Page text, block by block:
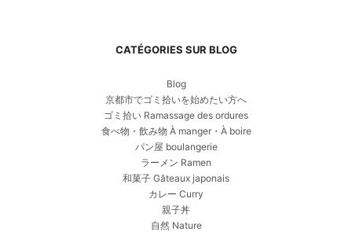
CATÉGORIES SUR BLOG
Blog
京都市でゴミ拾いを始めたい方へ
ゴミ拾い Ramassage des ordures
食べ物・飲み物 À manger・À boire
パン屋 boulangerie
ラーメン Ramen
和菓子 Gâteaux japonais
カレー Curry
親子丼
自然 Nature